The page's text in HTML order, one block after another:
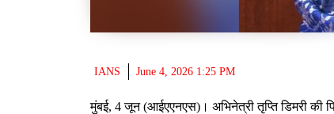
IANS June 4, 2026 1:25 PM
मुंबई, 4 जून (आईएएनएस)। अभिनेत्री तृप्ति डिमरी